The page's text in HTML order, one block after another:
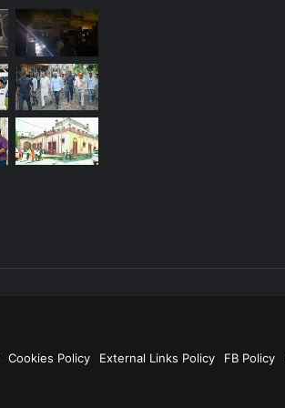
Cookies Policy External Links Policy FB Policy